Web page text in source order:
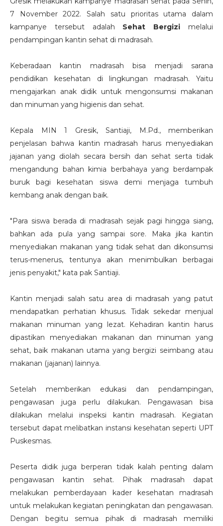
7 November 2022. Salah satu prioritas utama dalam
kampanye tersebut adalah Sehat Bergizi melalui
pendampingan kantin sehat di madrasah.
Keberadaan kantin madrasah bisa menjadi sarana
pendidikan kesehatan di lingkungan madrasah. Yaitu
mengajarkan anak didik untuk mengonsumsi makanan
dan minuman yang higienis dan sehat.
Kepala MIN 1 Gresik, Santiaji, M.Pd., memberikan
penjelasan bahwa kantin madrasah harus menyediakan
jajanan yang diolah secara bersih dan sehat serta tidak
mengandung bahan kimia berbahaya yang berdampak
buruk bagi kesehatan siswa demi menjaga tumbuh
kembang anak dengan baik.
"Para siswa berada di madrasah sejak pagi hingga siang,
bahkan ada pula yang sampai sore. Maka jika kantin
menyediakan makanan yang tidak sehat dan dikonsumsi
terus-menerus, tentunya akan menimbulkan berbagai
jenis penyakit," kata pak Santiaji.
Kantin menjadi salah satu area di madrasah yang patut
mendapatkan perhatian khusus. Tidak sekedar menjual
makanan minuman yang lezat. Kehadiran kantin harus
dipastikan menyediakan makanan dan minuman yang
sehat, baik makanan utama yang bergizi seimbang atau
makanan (jajanan) lainnya.
Setelah memberikan edukasi dan pendampingan,
pengawasan juga perlu dilakukan. Pengawasan bisa
dilakukan melalui inspeksi kantin madrasah. Kegiatan
tersebut dapat melibatkan instansi kesehatan seperti UPT
Puskesmas.
Peserta didik juga berperan tidak kalah penting dalam
pengawasan kantin sehat. Pihak madrasah dapat
melakukan pemberdayaan kader kesehatan madrasah
untuk melakukan kegiatan peningkatan dan pengawasan.
Dengan begitu semua pihak di madrasah memiliki